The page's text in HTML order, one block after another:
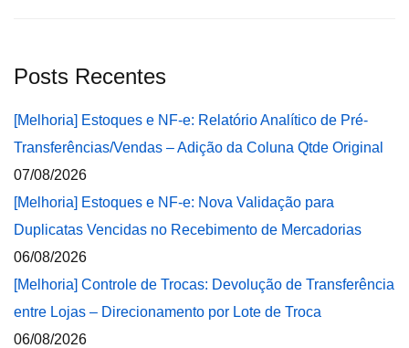
Posts Recentes
[Melhoria] Estoques e NF-e: Relatório Analítico de Pré-
Transferências/Vendas – Adição da Coluna Qtde Original
07/08/2026
[Melhoria] Estoques e NF-e: Nova Validação para
Duplicatas Vencidas no Recebimento de Mercadorias
06/08/2026
[Melhoria] Controle de Trocas: Devolução de Transferência
entre Lojas – Direcionamento por Lote de Troca
06/08/2026